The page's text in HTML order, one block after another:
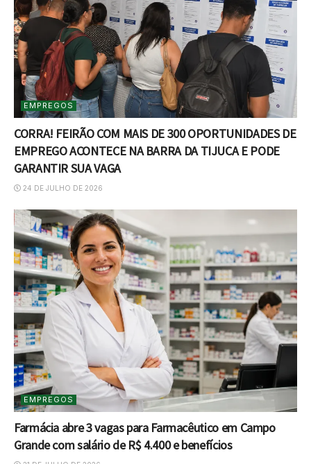
EMPREGOS
CORRA! FEIRÃO COM MAIS DE 300 OPORTUNIDADES DE
EMPREGO ACONTECE NA BARRA DA TIJUCA E PODE
GARANTIR SUA VAGA
24 DE JULHO DE 2026
EMPREGOS
Farmácia abre 3 vagas para Farmacêutico em Campo
Grande com salário de R$ 4.400 e benefícios